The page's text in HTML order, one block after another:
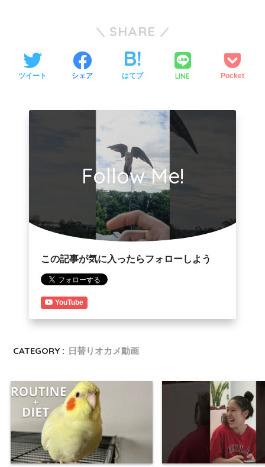
SHARE
ツイート シェア はてブ LINE Pocket
Follow Me!
この記事が気に入ったらフォローしよう
YouTube
CATEGORY : 日替りオカメ動画